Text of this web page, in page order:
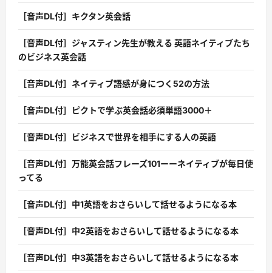
［音声DL付］キクタン英会話
［音声DL付］ジャスティン先生が教える 英語ネイティブたち
のビジネス英会話
［音声DL付］ネイティブ語感が身につく52の方法
［音声DL付］ピクトで学ぶ英会話必須単語3000＋
［音声DL付］ビジネスで世界を相手にする人の英語
［音声DL付］万能英会話フレーズ101ーーネイティブが毎日使
ってる
［音声DL付］中1英語をおさらいして話せるようになる本
［音声DL付］中2英語をおさらいして話せるようになる本
［音声DL付］中3英語をおさらいして話せるようになる本